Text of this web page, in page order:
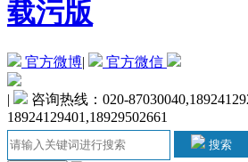
载污版
官方微博| 官方微信
|
咨询热线：020-
18924129401,18929502661
搜索